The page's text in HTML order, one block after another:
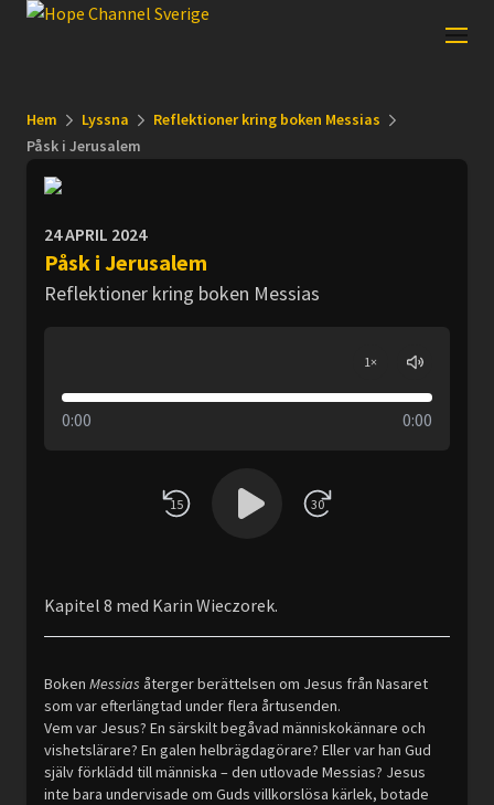
Hem Lyssna
Reflektioner kring boken Messias
Påsk i Jerusalem
24 APRIL 2024
Påsk i Jerusalem
Reflektioner kring boken Messias
1×
0:00 0:00
15 30
Kapitel 8 med Karin Wieczorek.
Boken Messias återger berättelsen om Jesus från Nasaret
som var efterlängtad under flera årtusenden.
Vem var Jesus? En särskilt begåvad människokännare och
vishetslärare? En galen helbrägdagörare? Eller var han Gud
själv förklädd till människa – den utlovade Messias? Jesus
inte bara undervisade om Guds villkorslösa kärlek, botade